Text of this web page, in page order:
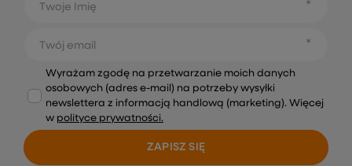
Twoje Imię
Twój email
Wyrażam zgodę na przetwarzanie moich danych
osobowych (adres e-mail) na potrzeby wysyłki
newslettera z informacją handlową (marketing). Więcej
w polityce prywatności.
ZAPISZ SIĘ